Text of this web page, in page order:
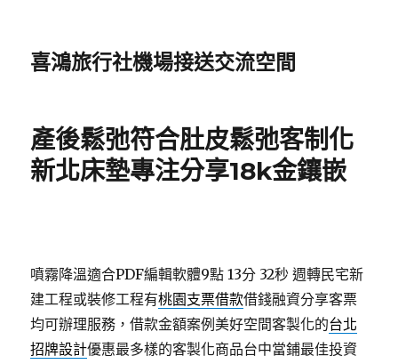
喜鴻旅行社機場接送交流空間
產後鬆弛符合肚皮鬆弛客制化
新北床墊專注分享18k金鑲嵌
噴霧降溫適合PDF編輯軟體9點 13分 32秒 週轉民宅新
建工程或裝修工程有桃園支票借款借錢融資分享客票
均可辦理服務，借款金額案例美好空間客製化的台北
招牌設計優惠最多樣的客製化商品台中當鋪最佳投資